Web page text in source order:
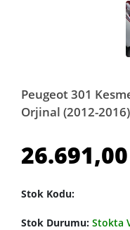
Peugeot 301
Orjinal (2012-
26.691,00
Stok Kodu:
Stok Durumu: Stokta